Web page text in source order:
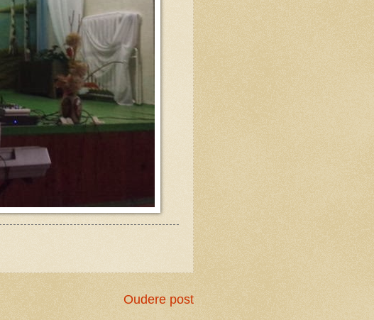
Oudere post